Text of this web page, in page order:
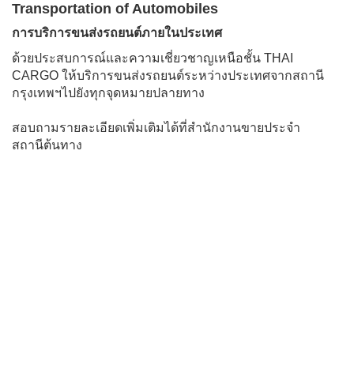
Transportation of Automobiles
การบริการขนส่งรถยนต์ภายในประเทศ
ด้วยประสบการณ์และความเชี่ยวชาญเหนือชั้น THAI
CARGO ให้บริการขนส่งรถยนต์ระหว่างประเทศจากสถานี
กรุงเทพฯไปยังทุกจุดหมายปลายทาง
สอบถามรายละเอียดเพิ่มเติมได้ที่สำนักงานขายประจำ
สถานีต้นทาง